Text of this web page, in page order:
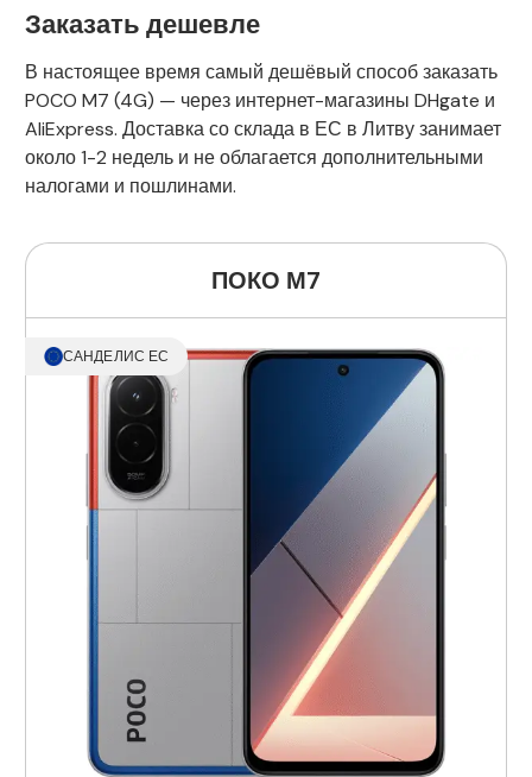
Заказать дешевле
В настоящее время самый дешёвый способ заказать
POCO M7 (4G) — через интернет-магазины DHgate и
AliExpress. Доставка со склада в ЕС в Литву занимает
около 1-2 недель и не облагается дополнительными
налогами и пошлинами.
ПОКО М7
САНДЕЛИС ЕС